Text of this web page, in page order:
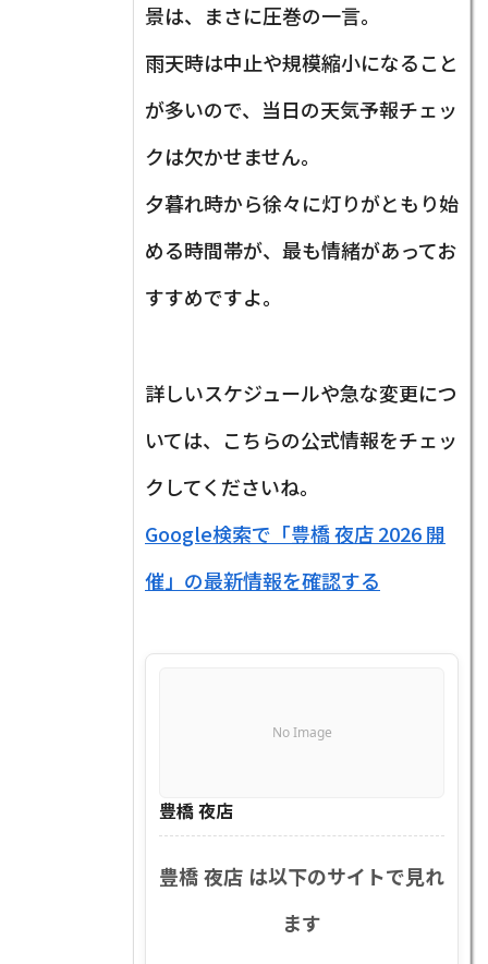
景は、まさに圧巻の一言。
雨天時は中止や規模縮小になること
が多いので、当日の天気予報チェッ
クは欠かせません。
夕暮れ時から徐々に灯りがともり始
める時間帯が、最も情緒があってお
すすめですよ。
詳しいスケジュールや急な変更につ
いては、こちらの公式情報をチェッ
クしてくださいね。
Google検索で「豊橋 夜店 2026 開
催」の最新情報を確認する
No Image
豊橋 夜店
豊橋 夜店 は以下のサイトで見れ
ます